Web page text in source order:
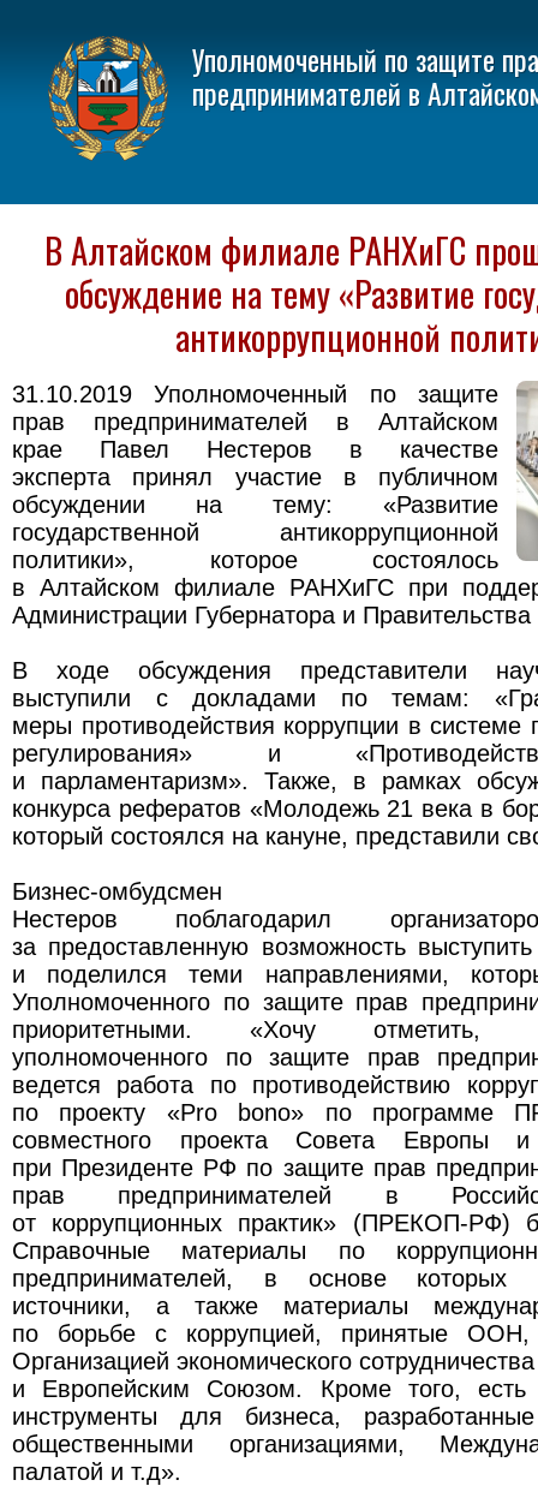
Уполномоченный по защите
предпринимателей в
В Алтайском филиале РАНХиГС
обсуждение на тему «Развитие
антикоррупционной
31.10.2019 Уполномоченный по защите
прав предпринимателей в Алтайском
крае Павел Нестеров в качестве
эксперта принял участие в публичном
обсуждении на тему: «Развитие
государственной антикоррупционной
политики», которое состоялось
в Алтайском филиале РАНХиГС при
Администрации Губернатора и Правительства
В ходе обсуждения представители
выступили с докладами по темам:
меры противодействия коррупции в системе
регулирования» и
и парламентаризм». Также, в рамках
конкурса рефератов «Молодежь 21 века в
который состоялся на кануне, представили
Бизнес-
Нестеров поблагодарил
за предоставленную возможность
и поделился теми направлениями,
Уполномоченного по защите прав
приоритетными. «Хочу отметить,
уполномоченного по защите прав
ведется работа по противодействию
по проекту «Pro bono» по программе
совместного проекта Совета Европы и
при Президенте РФ по защите прав
прав предпринимателей в
от коррупционных практик» (ПРЕКОП-РФ)
Справочные материалы по
предпринимателей, в основе которых
источники, а также материалы
по борьбе с коррупцией, принятые
Организацией экономического
и Европейским Союзом. Кроме того, есть
инструменты для бизнеса,
общественными организациями,
палатой и т.д».